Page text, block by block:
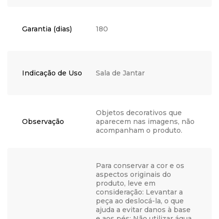
Garantia (dias) 180
Indicação de Uso Sala de Jantar
Observação
Objetos decorativos que
aparecem nas imagens, não
acompanham o produto.
Para conservar a cor e os
aspectos originais do
produto, leve em
consideração: Levantar a
peça ao deslocá-la, o que
ajuda a evitar danos à base